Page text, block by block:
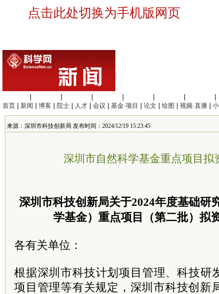
点击此处切换为手机版网页
首页
新闻 博客 院士 人才 会议 基金·项目 论文 绘图 视频·直播
来源：深圳市科技创新局 发布时间：2024/12/19 15:23:45
深圳市自然科学基金重点项目拟
深圳市科技创新局关于2024年度基础研
学基金）重点项目（第二批）拟
各有关单位：
根据深圳市科技计划项目管理、科技研
项目管理等有关规定，深圳市科技创新